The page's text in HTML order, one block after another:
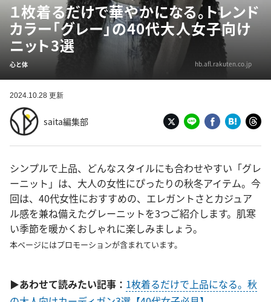
１枚着るだけで華やかになる。トレンド
カラー「グレー」の40代大人女子向け
ニット3選
心と体 hb.afl.rakuten.co.jp
2024.10.28 更新
saita編集部
シンプルで上品、どんなスタイルにも合わせやすい「グレ
ーニット」は、大人の女性にぴったりの秋冬アイテム。今
回は、40代女性におすすめの、エレガントさとカジュア
ル感を兼ね備えたグレーニットを3つご紹介します。肌寒
い季節を暖かくおしゃれに楽しみましょう。
本ページにはプロモーションが含まれています。
▶あわせて読みたい記事： 1枚着るだけで上品になる。秋